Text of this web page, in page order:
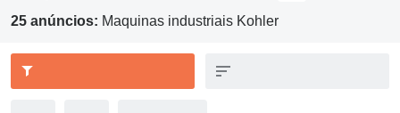
25 anúncios: Maquinas industriais Kohler